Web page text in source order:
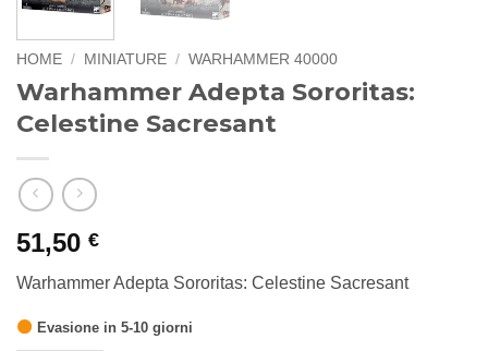
HOME / MINIATURE / WARHAMMER 40000
Warhammer Adepta Sororitas:
Celestine Sacresant
51,50 €
Warhammer Adepta Sororitas: Celestine Sacresant
Evasione in 5-10 giorni